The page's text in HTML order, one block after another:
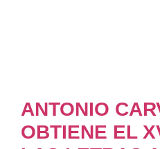
ANTONIO
OBTIENE EL